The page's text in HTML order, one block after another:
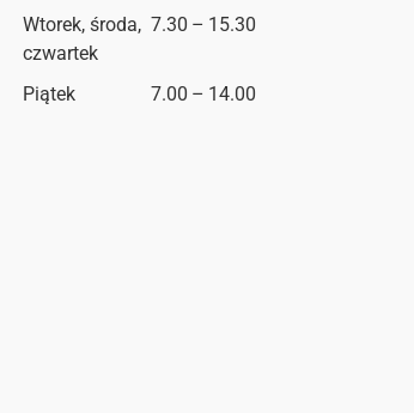
Wtorek, środa,
czwartek
7.30 – 15.30
Piątek 7.00 – 14.00